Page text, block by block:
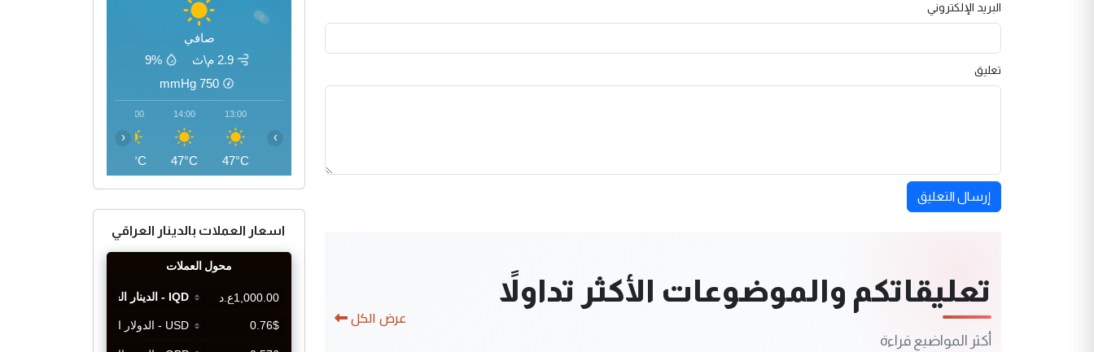
البريد الإلكتروني
تعليق
إرسال التعليق
تعليقاتكم والموضوعات الأكثر تداولاً
أكثر المواضيع قراءة
عرض الكل
صافي
2.9 م\ث
9%
750
mmHg
13:00
47°C
14:00
47°C
15:00
48°C
‹ ›
اسعار العملات بالدينار العراقي